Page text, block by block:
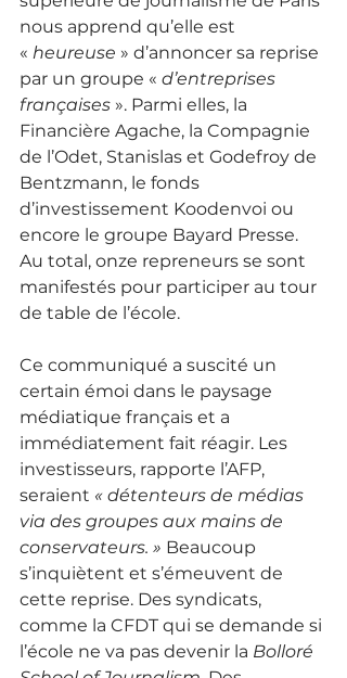
nous apprend qu’elle est
« heureuse » d’annoncer sa reprise
par un groupe « d’entreprises
françaises ». Parmi elles, la
Financière Agache, la Compagnie
de l’Odet, Stanislas et Godefroy de
Bentzmann, le fonds
d’investissement Koodenvoi ou
encore le groupe Bayard Presse.
Au total, onze repreneurs se sont
manifestés pour participer au tour
de table de l’école.
Ce communiqué a suscité un
certain émoi dans le paysage
médiatique français et a
immédiatement fait réagir. Les
investisseurs, rapporte l’AFP,
seraient « détenteurs de médias
via des groupes aux mains de
conservateurs. » Beaucoup
s’inquiètent et s’émeuvent de
cette reprise. Des syndicats,
comme la CFDT qui se demande si
l’école ne va pas devenir la Bolloré